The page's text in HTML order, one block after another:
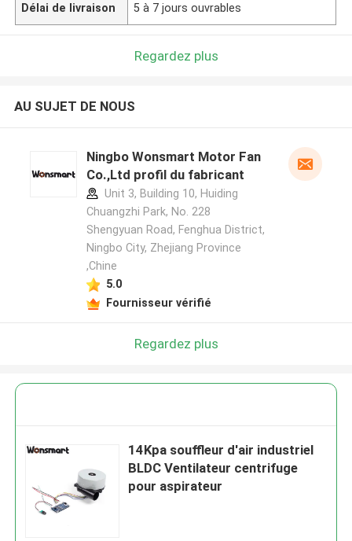
Délai de livraison 5 à 7 jours ouvrables
Regardez plus
AU SUJET DE NOUS
Ningbo Wonsmart Motor Fan
Co.,Ltd profil du fabricant
Unit 3, Building 10, Huiding
Chuangzhi Park, No. 228
Shengyuan Road, Fenghua District,
Ningbo City, Zhejiang Province
,Chine
5.0
Fournisseur vérifié
Regardez plus
14Kpa souffleur d'air industriel
BLDC Ventilateur centrifuge
pour aspirateur